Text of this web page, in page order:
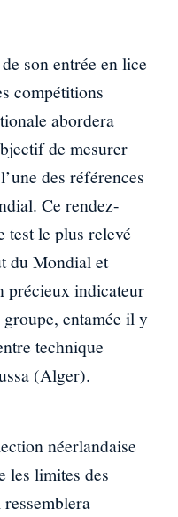
son entrée en lice
compétitions
abordera
de mesurer
des références
Ce rendez-
test le plus relevé
du Mondial et
précieux indicateur
entamée il y
technique
(Alger).
néerlandaise
les limites des